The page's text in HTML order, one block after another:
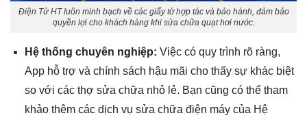
Điện Tử HT luôn minh bạch về các giấy tờ hợp tác và bảo hành, đảm bảo
quyền lợi cho khách hàng khi sửa chữa quạt hơi nước.
Hệ thống chuyên nghiệp: Việc có quy trình rõ ràng,
App hỗ trợ và chính sách hậu mãi cho thấy sự khác biệt
so với các thợ sửa chữa nhỏ lẻ. Bạn cũng có thể tham
khảo thêm các dịch vụ sửa chữa điện máy của Hệ